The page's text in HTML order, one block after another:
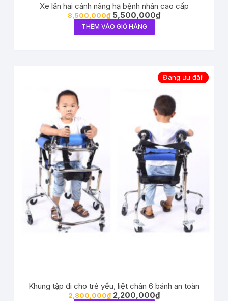
Xe lăn hai cánh nâng hạ bệnh nhân cao cấp
8,500,000₫ 5,500,000₫
THÊM VÀO GIỎ HÀNG
Đang ưu đãi!
Khung tập đi cho trẻ yếu, liệt chân 6 bánh an toàn
2,800,000₫ 2,200,000₫